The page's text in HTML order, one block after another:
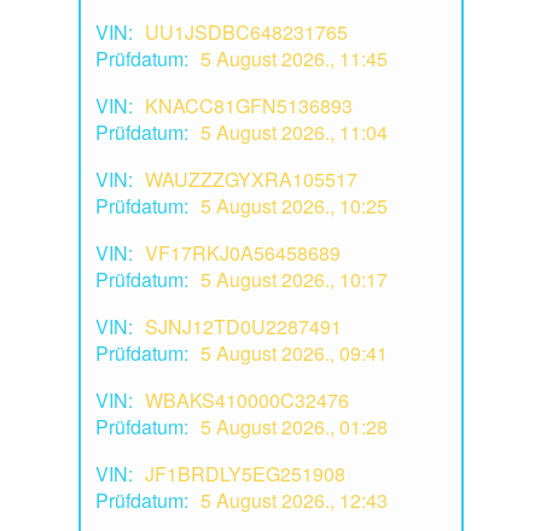
VIN: UU1JSDBC648231765
Prüfdatum: 5 August 2026., 11:45
VIN: KNACC81GFN5136893
Prüfdatum: 5 August 2026., 11:04
VIN: WAUZZZGYXRA105517
Prüfdatum: 5 August 2026., 10:25
VIN: VF17RKJ0A56458689
Prüfdatum: 5 August 2026., 10:17
VIN: SJNJ12TD0U2287491
Prüfdatum: 5 August 2026., 09:41
VIN: WBAKS410000C32476
Prüfdatum: 5 August 2026., 01:28
VIN: JF1BRDLY5EG251908
Prüfdatum: 5 August 2026., 12:43